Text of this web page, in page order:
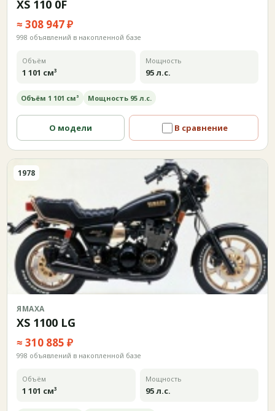
XS 110 0F
≈ 308 947 ₽
998 объявлений в накопленной базе
Объём
1 101 см³
Мощность
95 л.с.
Объём 1 101 см³ Мощность 95 л.с.
О модели В сравнение
1978
ЯМАХА
XS 1100 LG
≈ 310 885 ₽
998 объявлений в накопленной базе
Объём
1 101 см³
Мощность
95 л.с.